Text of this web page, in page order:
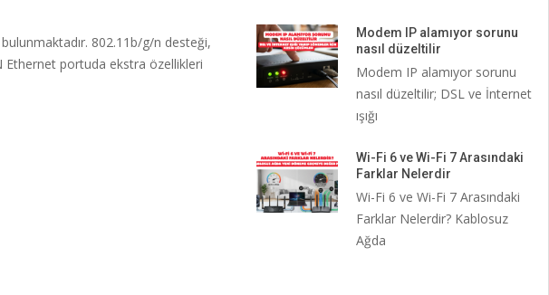
802.11b/g/n desteği,
Ethernet portuda ekstra özellikleri
Modem IP alamıyor sorunu
nasıl düzeltilir
Modem IP alamıyor sorunu
nasıl düzeltilir; DSL ve İnternet
ışığı
Wi-Fi 6 ve Wi-Fi 7 Arasındaki
Farklar Nelerdir
Wi-Fi 6 ve Wi-Fi 7 Arasındaki
Farklar Nelerdir? Kablosuz
Ağda